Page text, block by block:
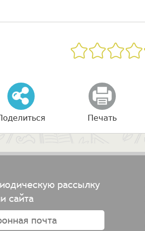
Печать
рассылку
сайта